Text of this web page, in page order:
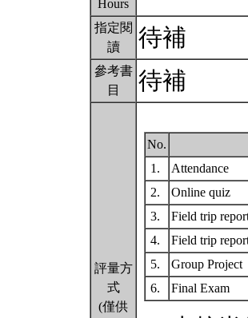
Hours
指定閱
讀
待補
參考書
目
待補
評量方
式
(僅供
No.
1.
Attendance
2.
Online quiz
3.
Field trip
4.
Field trip
5.
Group Project
6.
Final Exam